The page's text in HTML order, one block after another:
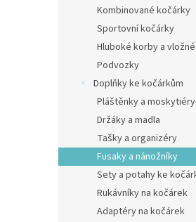
Kombinované kočárky
Sportovní kočárky
Hluboké korby a
Podvozky
Doplňky ke kočárkům
Pláštěnky a moskytiéry
Držáky a madla
Tašky a organizéry
Fusaky a nánožníky
Sety a potahy ke
Rukávníky na kočárek
Adaptéry na kočárek